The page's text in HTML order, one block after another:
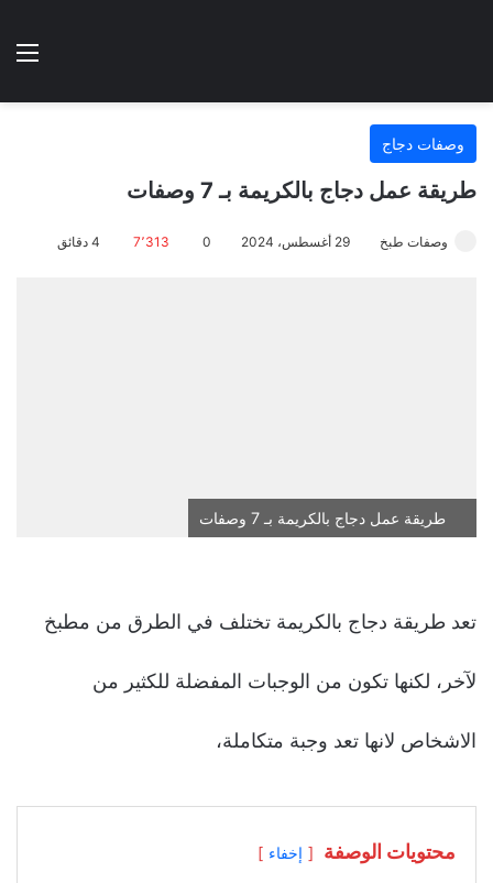
الوضع
وصفات دجاج
طريقة عمل دجاج بالكريمة بـ 7 وصفات
وصفات طبخ 29 أغسطس، 2024 0 7٬313
طريقة عمل دجاج بالكريمة بـ 7 وصفات
تعد طريقة دجاج بالكريمة تختلف في الطرق من مطبخ
لآخر، لكنها تكون من الوجبات المفضلة للكثير من
الاشخاص لانها تعد وجبة متكاملة،
محتويات الوصفة إخفاء